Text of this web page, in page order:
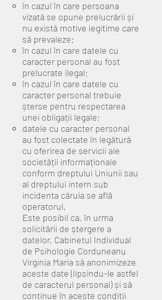
în cazul în care persoana
vizată se opune prelucrării și
nu există motive legitime care
să prevaleze;
în cazul în care datele cu
caracter personal au fost
prelucrate ilegal;
în cazul în care datele cu
caracter personal trebuie
șterse pentru respectarea
unei obligații legale;
datele cu caracter personal
au fost colectate în legătură
cu oferirea de servicii ale
societății informaționale
conform dreptului Uniunii sau
al dreptului intern sub
incidenta căruia se află
operatorul.
Este posibil ca, în urma
solicitării de ștergere a
datelor, Cabinetul Individual
de Psihologie Corduneanu
Virginia Maria să anonimizeze
aceste date (lipsindu-le astfel
de caracterul personal) și să
continue în aceste condiții